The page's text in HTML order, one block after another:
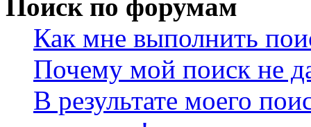
Поиск по форумам
Как мне выполнить
Почему мой поиск не
В результате моего